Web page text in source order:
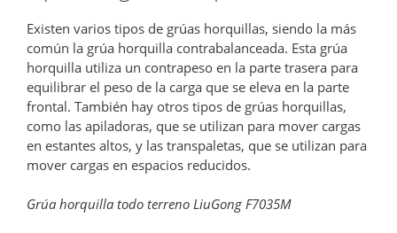
Existen varios tipos de grúas horquillas, siendo la más
común la grúa horquilla contrabalanceada. Esta grúa
horquilla utiliza un contrapeso en la parte trasera para
equilibrar el peso de la carga que se eleva en la parte
frontal. También hay otros tipos de grúas horquillas,
como las apiladoras, que se utilizan para mover cargas
en estantes altos, y las transpaletas, que se utilizan para
mover cargas en espacios reducidos.
Grúa horquilla todo terreno LiuGong F7035M